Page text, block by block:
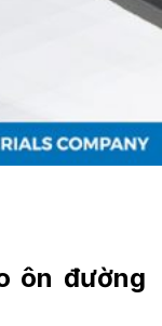
ôn đường